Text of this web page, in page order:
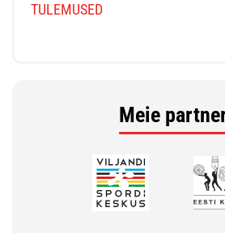
TULEMUSED
Meie